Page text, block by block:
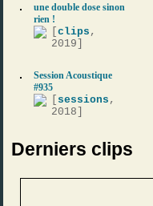
une double dose sinon
rien !
[clips ,
2019]
Session Acoustique
#935
sessions ,
2018]
Derniers clips